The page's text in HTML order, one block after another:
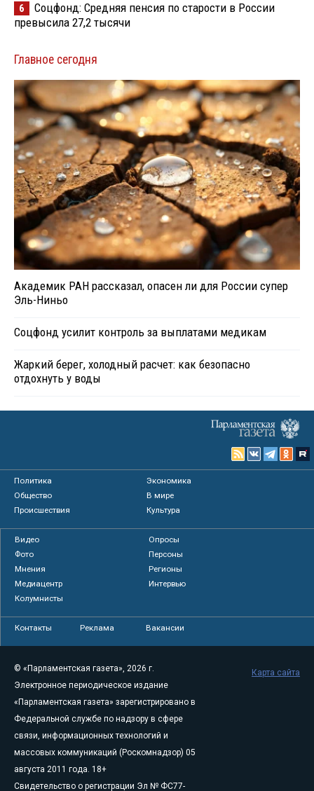
6
Соцфонд: Средняя пенсия по старости в России
превысила 27,2 тысячи
Главное сегодня
Академик РАН рассказал, опасен ли для России супер
Эль-Ниньо
Соцфонд усилит контроль за выплатами медикам
Жаркий берег, холодный расчет: как безопасно
отдохнуть у воды
Политика
Экономика
Общество
В мире
Происшествия
Культура
Видео
Опросы
Фото
Персоны
Мнения
Регионы
Медиацентр
Интервью
Колумнисты
Контакты Реклама Вакансии
© «Парламентская газета», 2026 г.
Электронное периодическое издание
«Парламентская газета» зарегистрировано в
Федеральной службе по надзору в сфере
связи, информационных технологий и
массовых коммуникаций (Роскомнадзор) 05
августа 2011 года. 18+
Свидетельство о регистрации Эл № ФС77-
Карта сайта